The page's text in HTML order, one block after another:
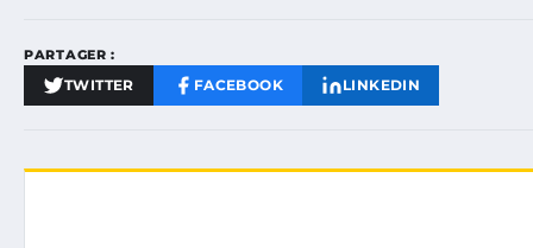
PARTAGER :
TWITTER FACEBOOK LINKEDIN